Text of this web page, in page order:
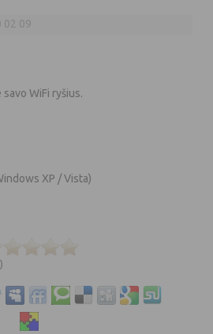
02 09
WiFi ryšius.
XP / Vista)